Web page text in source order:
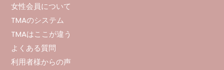
女性会員について
TMAのシステム
TMAはここが違う
よくある質問
利用者様からの声